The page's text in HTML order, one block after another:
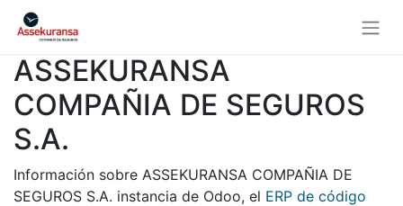
ASSEKURANSA
COMPAÑIA DE SEGUROS
S.A.
Información sobre ASSEKURANSA COMPAÑIA DE
SEGUROS S.A. instancia de Odoo, el ERP de código